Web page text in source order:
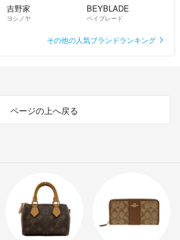
吉野家
ヨシノヤ
BEYBLADE
ベイブレード
その他の人気ブランドランキング
ページの上へ戻る